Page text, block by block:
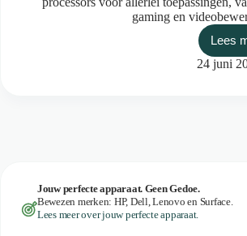
gaming en
Lees
24 juni
Jouw perfecte apparaat. Geen Gedoe.
Bewezen merken: HP, Dell, Lenovo en Surface.
Lees meer over jouw perfecte apparaat.